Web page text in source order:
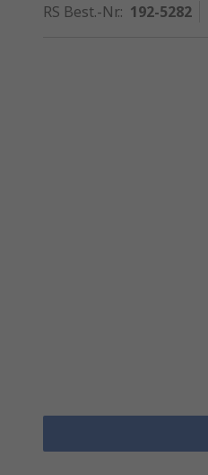
RS Best.-Nr.: 192-5282